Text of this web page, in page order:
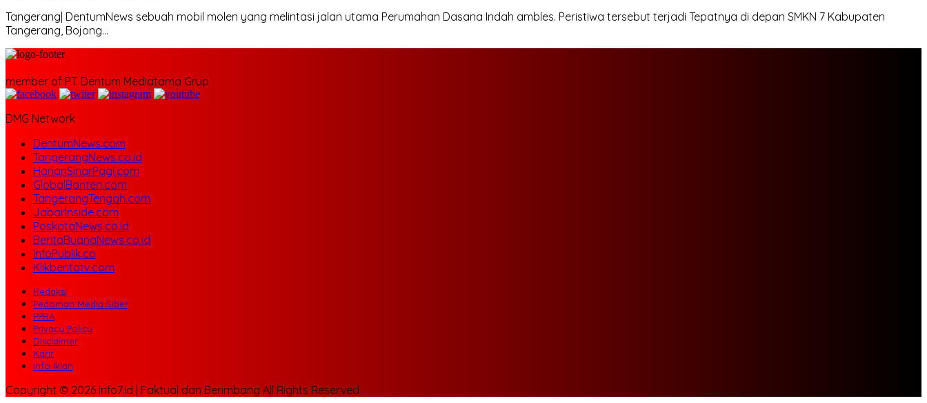
Tangerang| DentumNews sebuah mobil molen yang melintasi jalan utama Perumahan Dasana Indah ambles. Peristiwa tersebut terjadi Tepatnya di depan SMKN 7 Kabupaten
Tangerang, Bojong…
member of PT. Dentum Mediatama Grup
DMG Network
DentumNews.com
TangerangNews.co.id
HarianSinarPagi.com
GlobalBanten.com
TangerangTengah.com
JabarInside.com
PoskotaNews.co.id
BeritaBuanaNews.co.id
InfoPublik.co
Klikberitatv.com
Redaksi
Pedoman Media Siber
PPRA
Privacy Policy
Disclaimer
Karir
Info Iklan
Copyright © 2026 Info7.id | Faktual dan Berimbang All Rights Reserved